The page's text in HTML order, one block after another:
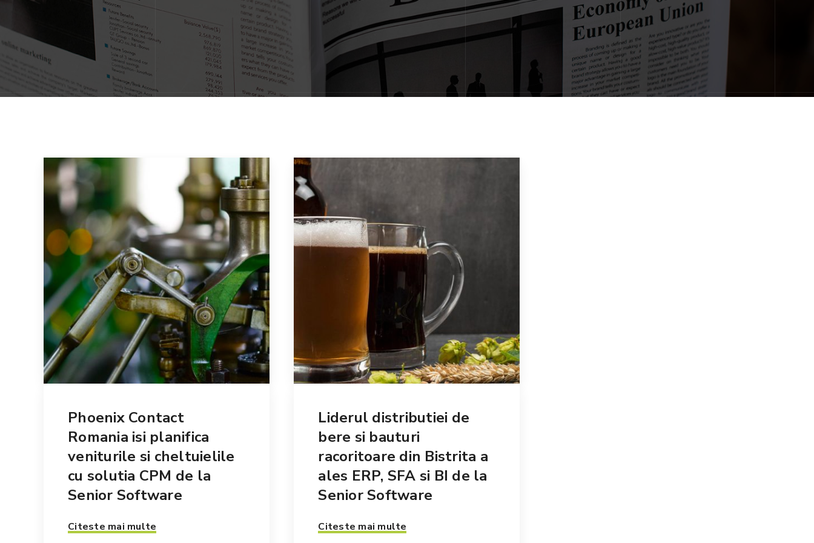
Work from Home
SeniorFeed – export feeduri
produse Nou!
Phoenix Contact
Romania isi planifica
veniturile si cheltuielile
cu solutia CPM de la
Senior Software
Citeste mai multe
Liderul distributiei de
bere si bauturi
racoritoare din Bistrita a
ales ERP, SFA si BI de la
Senior Software
Citeste mai multe